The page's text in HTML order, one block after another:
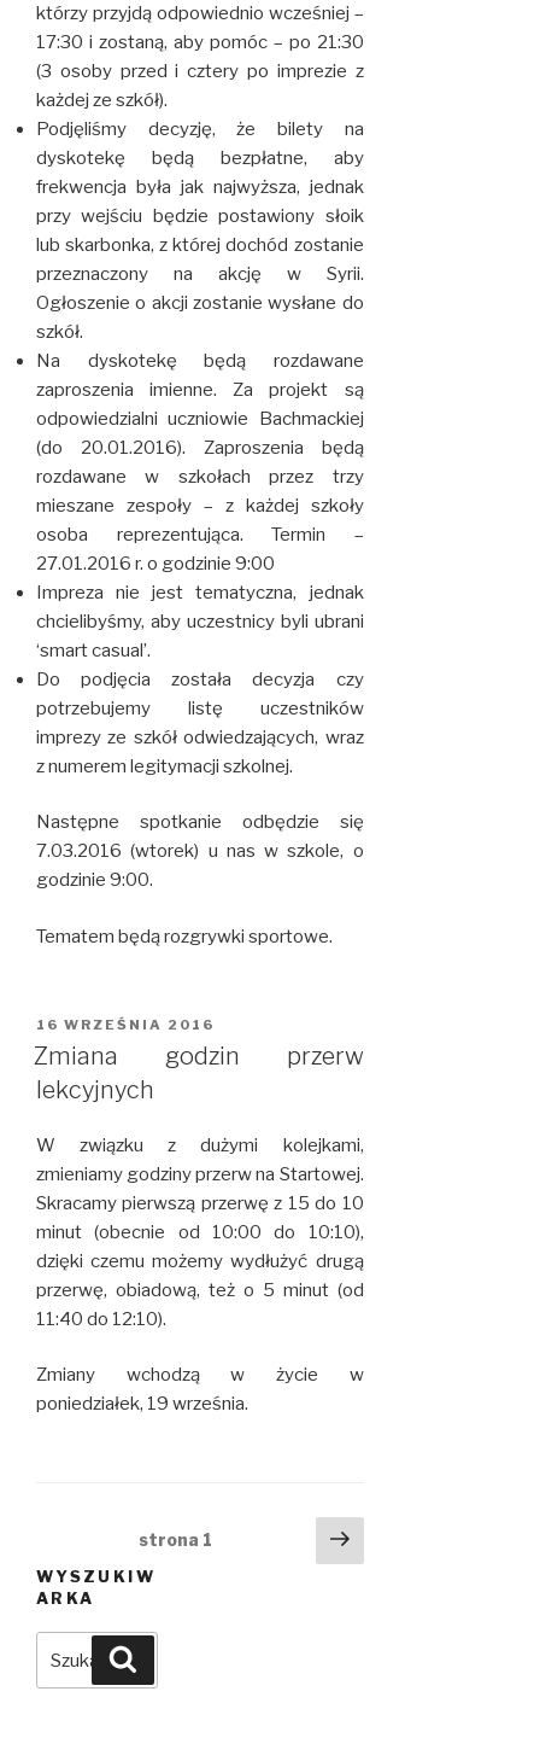
którzy przyjdą odpowiednio wcześniej –
17:30 i zostaną, aby pomóc – po 21:30
(3 osoby przed i cztery po imprezie z
każdej ze szkół).
Podjęliśmy decyzję, że bilety na
dyskotekę będą bezpłatne, aby
frekwencja była jak najwyższa, jednak
przy wejściu będzie postawiony słoik
lub skarbonka, z której dochód zostanie
przeznaczony na akcję w Syrii.
Ogłoszenie o akcji zostanie wysłane do
szkół.
Na dyskotekę będą rozdawane
zaproszenia imienne. Za projekt są
odpowiedzialni uczniowie Bachmackiej
(do 20.01.2016). Zaproszenia będą
rozdawane w szkołach przez trzy
mieszane zespoły – z każdej szkoły
osoba reprezentująca. Termin –
27.01.2016 r. o godzinie 9:00
Impreza nie jest tematyczna, jednak
chcielibyśmy, aby uczestnicy byli ubrani
‘smart casual’.
Do podjęcia została decyzja czy
potrzebujemy listę uczestników
imprezy ze szkół odwiedzających, wraz
z numerem legitymacji szkolnej.
Następne spotkanie odbędzie się
7.03.2016 (wtorek) u nas w szkole, o
godzinie 9:00.
Tematem będą rozgrywki sportowe.
OPUBLIKOWANE
W
16 WRZEŚNIA 2016
Zmiana godzin przerw
lekcyjnych
W związku z dużymi kolejkami,
zmieniamy godziny przerw na Startowej.
Skracamy pierwszą przerwę z 15 do 10
minut (obecnie od 10:00 do 10:10),
dzięki czemu możemy wydłużyć drugą
przerwę, obiadową, też o 5 minut (od
11:40 do 12:10).
Zmiany wchodzą w życie w
poniedziałek, 19 września.
Nawigacja
po
wpisach
strona 1
Następna
strona
WYSZUKIW
ARKA